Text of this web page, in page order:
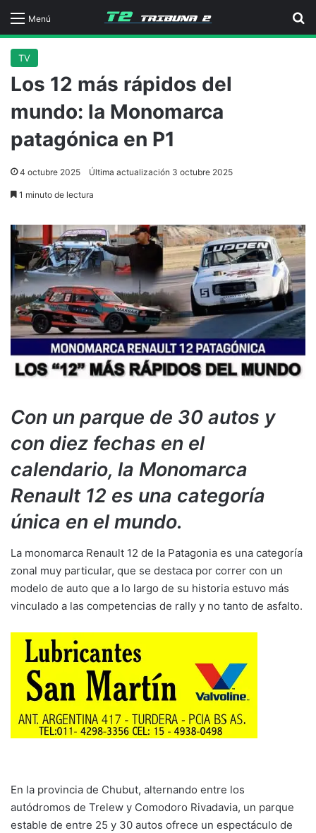
Menú
TV
Los 12 más rápidos del
mundo: la Monomarca
patagónica en P1
4 octubre 2025 Última actualización 3 octubre 2025
1 minuto de lectura
Con un parque de 30 autos y
con diez fechas en el
calendario, la Monomarca
Renault 12 es una categoría
única en el mundo.
La monomarca Renault 12 de la Patagonia es una categoría
zonal muy particular, que se destaca por correr con un
modelo de auto que a lo largo de su historia estuvo más
vinculado a las competencias de rally y no tanto de asfalto.
En la provincia de Chubut, alternando entre los
autódromos de Trelew y Comodoro Rivadavia, un parque
estable de entre 25 y 30 autos ofrece un espectáculo de